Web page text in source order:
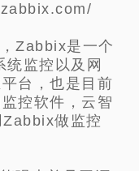
Zabbix是一个
监控以及网
台，也是目前
控软件，云智
做监控